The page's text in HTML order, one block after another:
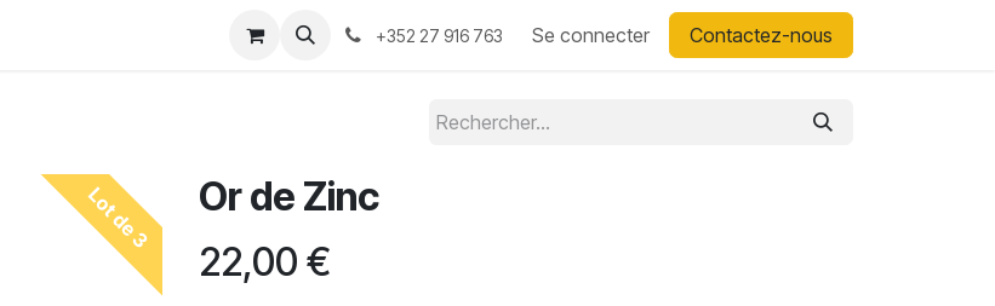
Blog +352 27 916 763 Se connecter Contactez-nous
Lot de 3
Or de Zinc
22,00 €